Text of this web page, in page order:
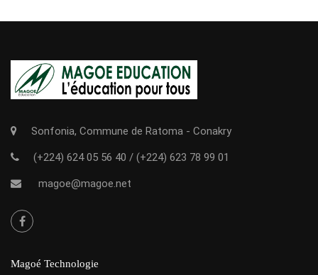
Sonfonia, Commune de Ratoma - Conakry
(+224) 624 05 56 40 / (+224) 623 78 99 01
magoe@magoe.net
Magoé Technologie